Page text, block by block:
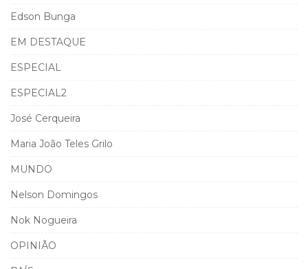
Edson Bunga
EM DESTAQUE
ESPECIAL
ESPECIAL2
José Cerqueira
Maria João Teles Grilo
MUNDO
Nelson Domingos
Nok Nogueira
OPINIÃO